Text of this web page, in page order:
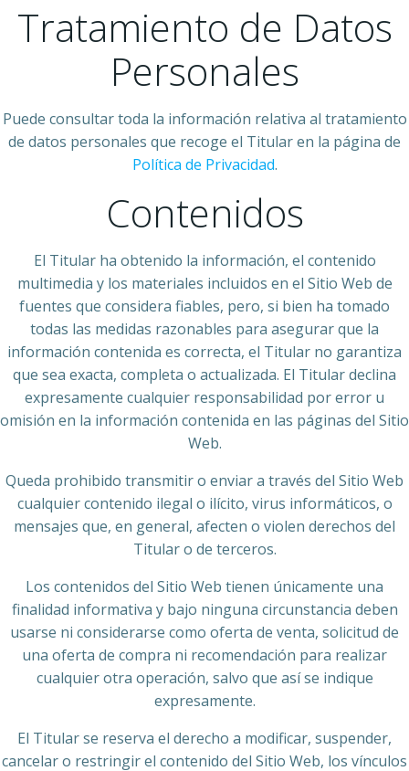
Tratamiento de Datos
Personales
Puede consultar toda la información relativa al tratamiento
de datos personales que recoge el Titular en la página de
Política de Privacidad.
Contenidos
El Titular ha obtenido la información, el contenido
multimedia y los materiales incluidos en el Sitio Web de
fuentes que considera fiables, pero, si bien ha tomado
todas las medidas razonables para asegurar que la
información contenida es correcta, el Titular no garantiza
que sea exacta, completa o actualizada. El Titular declina
expresamente cualquier responsabilidad por error u
omisión en la información contenida en las páginas del Sitio
Web.
Queda prohibido transmitir o enviar a través del Sitio Web
cualquier contenido ilegal o ilícito, virus informáticos, o
mensajes que, en general, afecten o violen derechos del
Titular o de terceros.
Los contenidos del Sitio Web tienen únicamente una
finalidad informativa y bajo ninguna circunstancia deben
usarse ni considerarse como oferta de venta, solicitud de
una oferta de compra ni recomendación para realizar
cualquier otra operación, salvo que así se indique
expresamente.
El Titular se reserva el derecho a modificar, suspender,
cancelar o restringir el contenido del Sitio Web, los vínculos